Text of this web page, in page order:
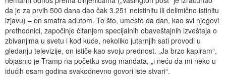
da je za prvih 500 dana dao čak 3.251 neistinitu ili delimično istinitu
izjavu) – on smatra adutom. To što, umesto da dan, kao svi njegovi
prethodnici, započinje čitanjem specijalnih obaveštajnih izveštaja o
zbivanjima u svetu i kod kuće, nekoliko jutarnjih sati provodi u
gledanju televizije, on ističe kao svoju prednost. „Ja brzo kapiram“,
objasnio je Tramp na početku svog mandata, „i neću da mi neko u
idućih osam godina svakodnevno govori iste stvari“.